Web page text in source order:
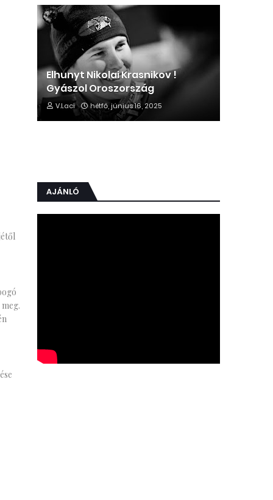
Elhunyt Nikolai Krasnikov !
Gyászol Oroszország
V.Laci hétfő, június 16, 2025
AJÁNLÓ